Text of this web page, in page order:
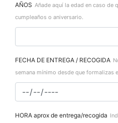
AÑOS Añade aquí la edad en caso de
cumpleaños o aniversario.
FECHA DE ENTREGA / RECOGIDA
semana mínimo desde que formalizas
HORA aprox de entrega/recogida